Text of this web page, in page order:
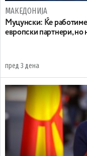
МАКЕДОНИЈА
Муцунски: Ќе
европски партнери, но
пред 3 дена